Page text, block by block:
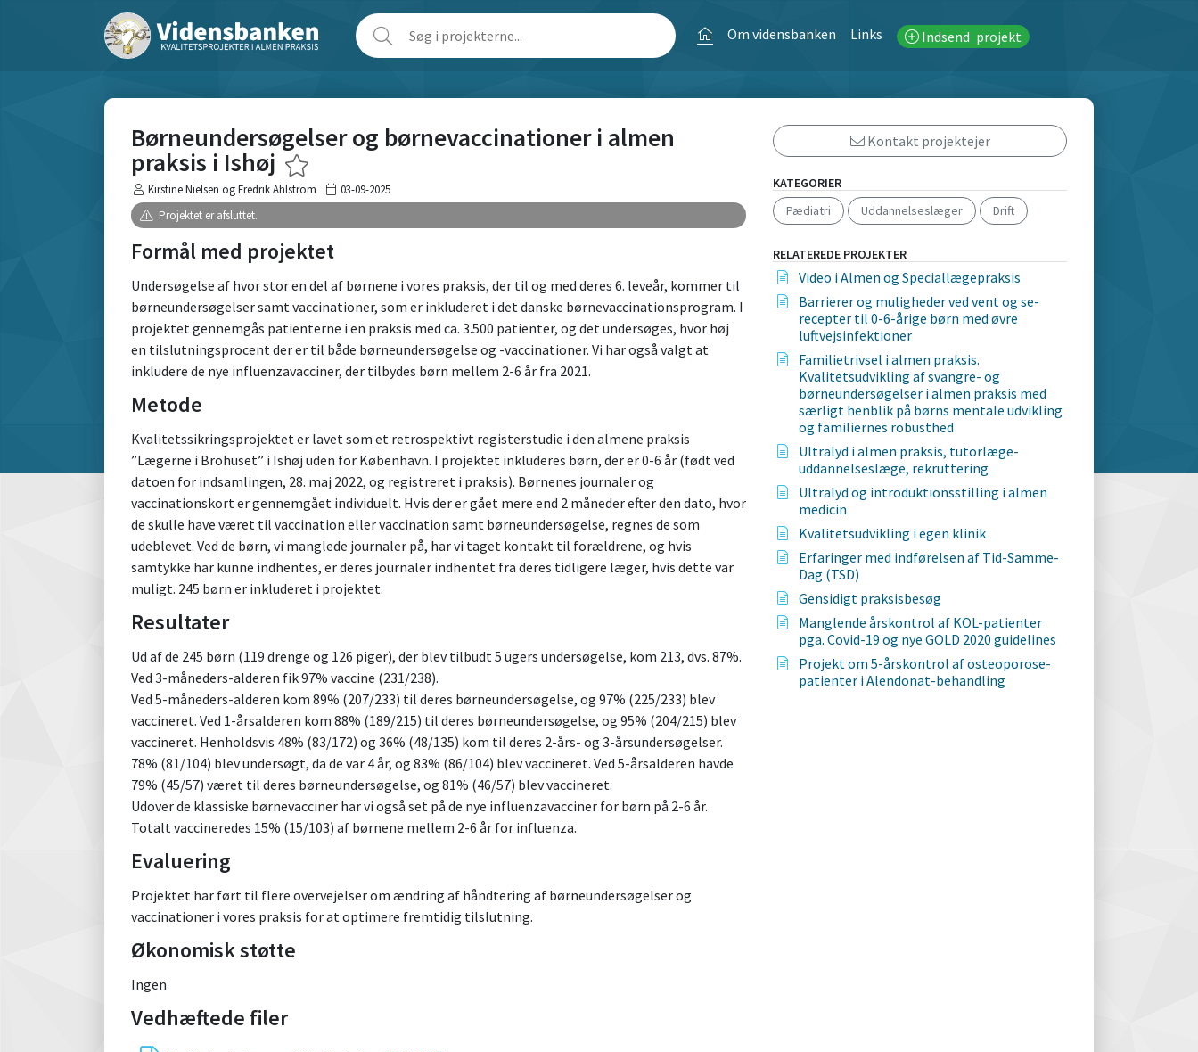
Om vidensbanken Links Indsend projekt
Børneundersøgelser og børnevaccinationer i almen
praksis i Ishøj
Kirstine Nielsen og Fredrik Ahlström 03-09-2025
Projektet er afsluttet.
Formål med projektet
Undersøgelse af hvor stor en del af børnene i vores praksis, der til og med deres 6. leveår, kommer til
børneundersøgelser samt vaccinationer, som er inkluderet i det danske børnevaccinationsprogram. I
projektet gennemgås patienterne i en praksis med ca. 3.500 patienter, og det undersøges, hvor høj
en tilslutningsprocent der er til både børneundersøgelse og -vaccinationer. Vi har også valgt at
inkludere de nye influenzavacciner, der tilbydes børn mellem 2-6 år fra 2021.
Metode
Kvalitetssikringsprojektet er lavet som et retrospektivt registerstudie i den almene praksis
”Lægerne i Brohuset” i Ishøj uden for København. I projektet inkluderes børn, der er 0-6 år (født ved
datoen for indsamlingen, 28. maj 2022, og registreret i praksis). Børnenes journaler og
vaccinationskort er gennemgået individuelt. Hvis der er gået mere end 2 måneder efter den dato, hvor
de skulle have været til vaccination eller vaccination samt børneundersøgelse, regnes de som
udeblevet. Ved de børn, vi manglede journaler på, har vi taget kontakt til forældrene, og hvis
samtykke har kunne indhentes, er deres journaler indhentet fra deres tidligere læger, hvis dette var
muligt. 245 børn er inkluderet i projektet.
Resultater
Ud af de 245 børn (119 drenge og 126 piger), der blev tilbudt 5 ugers undersøgelse, kom 213, dvs. 87%.
Ved 3-måneders-alderen fik 97% vaccine (231/238).
Ved 5-måneders-alderen kom 89% (207/233) til deres børneundersøgelse, og 97% (225/233) blev
vaccineret. Ved 1-årsalderen kom 88% (189/215) til deres børneundersøgelse, og 95% (204/215) blev
vaccineret. Henholdsvis 48% (83/172) og 36% (48/135) kom til deres 2-års- og 3-årsundersøgelser.
78% (81/104) blev undersøgt, da de var 4 år, og 83% (86/104) blev vaccineret. Ved 5-årsalderen havde
79% (45/57) været til deres børneundersøgelse, og 81% (46/57) blev vaccineret.
Udover de klassiske børnevacciner har vi også set på de nye influenzavacciner for børn på 2-6 år.
Totalt vaccineredes 15% (15/103) af børnene mellem 2-6 år for influenza.
Evaluering
Projektet har ført til flere overvejelser om ændring af håndtering af børneundersøgelser og
vaccinationer i vores praksis for at optimere fremtidig tilslutning.
Økonomisk støtte
Ingen
Vedhæftede filer
Kontakt projektejer
KATEGORIER
Pædiatri
Uddannelseslæger Drift
RELATEREDE PROJEKTER
Video i Almen og Speciallægepraksis
Barrierer og muligheder ved vent og se-
recepter til 0-6-årige børn med øvre
luftvejsinfektioner
Familietrivsel i almen praksis.
Kvalitetsudvikling af svangre- og
børneundersøgelser i almen praksis med
særligt henblik på børns mentale udvikling
og familiernes robusthed
Ultralyd i almen praksis, tutorlæge-
uddannelseslæge, rekruttering
Ultralyd og introduktionsstilling i almen
medicin
Kvalitetsudvikling i egen klinik
Erfaringer med indførelsen af Tid-Samme-
Dag (TSD)
Gensidigt praksisbesøg
Manglende årskontrol af KOL-patienter
pga. Covid-19 og nye GOLD 2020 guidelines
Projekt om 5-årskontrol af osteoporose-
patienter i Alendonat-behandling